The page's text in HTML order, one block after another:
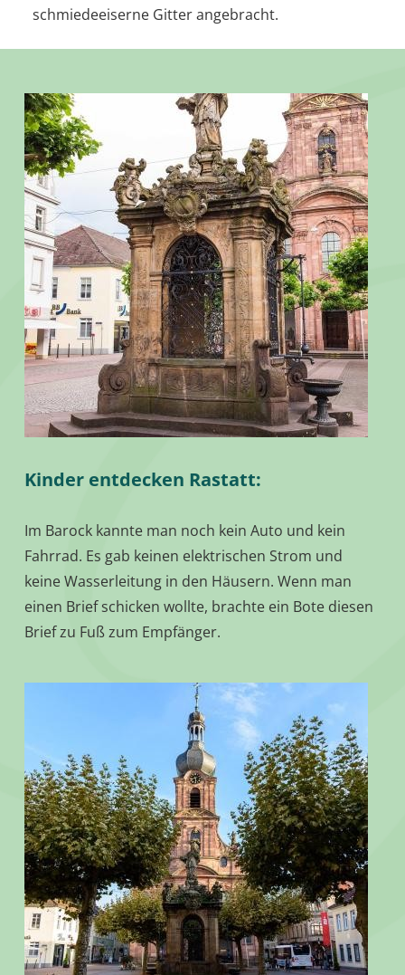
schmiedeeiserne Gitter angebracht.
Kinder entdecken Rastatt:
Im Barock kannte man noch kein Auto und kein
Fahrrad. Es gab keinen elektrischen Strom und
keine Wasserleitung in den Häusern. Wenn man
einen Brief schicken wollte, brachte ein Bote diesen
Brief zu Fuß zum Empfänger.